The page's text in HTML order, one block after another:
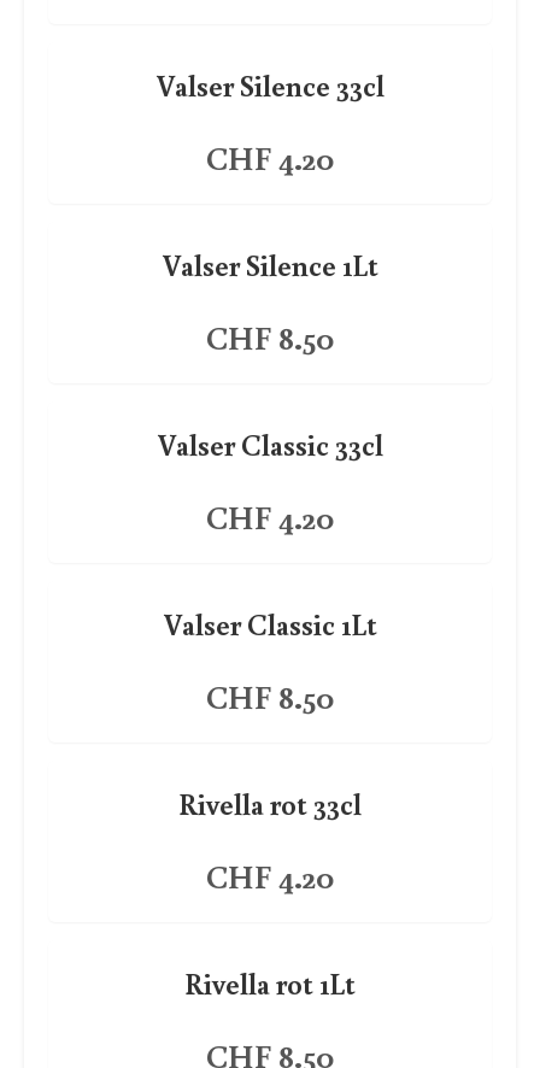
Valser Silence 33cl
CHF 4.20
Valser Silence 1Lt
CHF 8.50
Valser Classic 33cl
CHF 4.20
Valser Classic 1Lt
CHF 8.50
Rivella rot 33cl
CHF 4.20
Rivella rot 1Lt
CHF 8.50